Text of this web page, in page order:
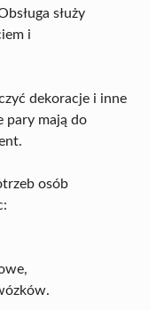
służy
i
dekoracje i inne
pary mają do
osób